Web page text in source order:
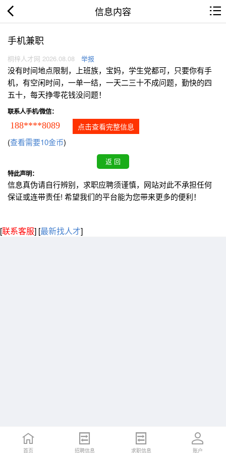
信息内容
手机兼职
桐梓人才网 2026.08.08 举报
没有时间地点限制，上班族，宝妈，学生党都可，只要你有手
机，有空闲时间，一单一结，一天二三十不成问题，勤快的四
五十，每天挣零花钱没问题！
联系人手机/微信：
188****8089 点击查看完整信息
(查看需要10金币)
特此声明：
信息真伪请自行辨别，求职应聘须谨慎，网站对此不承担任何
保证或连带责任! 希望我们的平台能为您带来更多的便利！
[联系客服] [最新找人才]
首页 招聘信息 求职信息 账户